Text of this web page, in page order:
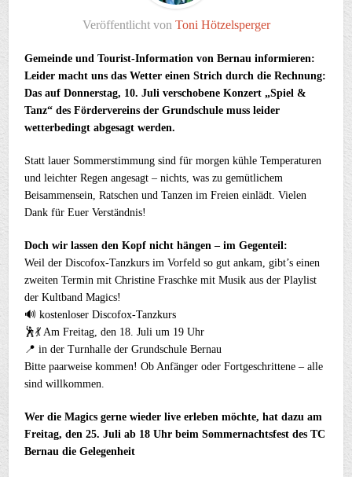
Veröffentlicht von Toni Hötzelsperger
Gemeinde und Tourist-Information von Bernau informieren:
Leider macht uns das Wetter einen Strich durch die Rechnung:
Das auf Donnerstag, 10. Juli verschobene Konzert „Spiel &
Tanz“ des Fördervereins der Grundschule muss leider
wetterbedingt abgesagt werden.
Statt lauer Sommerstimmung sind für morgen kühle Temperaturen
und leichter Regen angesagt – nichts, was zu gemütlichem
Beisammensein, Ratschen und Tanzen im Freien einlädt. Vielen
Dank für Euer Verständnis!
Doch wir lassen den Kopf nicht hängen – im Gegenteil:
Weil der Discofox-Tanzkurs im Vorfeld so gut ankam, gibt’s einen
zweiten Termin mit Christine Fraschke mit Musik aus der Playlist
der Kultband Magics!
🔊 kostenloser Discofox-Tanzkurs
🕺💃 Am Freitag, den 18. Juli um 19 Uhr
📍 in der Turnhalle der Grundschule Bernau
Bitte paarweise kommen! Ob Anfänger oder Fortgeschrittene – alle
sind willkommen.
Wer die Magics gerne wieder live erleben möchte, hat dazu am
Freitag, den 25. Juli ab 18 Uhr beim Sommernachtsfest des TC
Bernau die Gelegenheit